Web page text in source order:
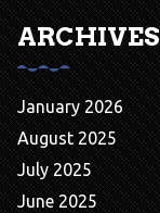
ARCHIVES
January 2026
August 2025
July 2025
June 2025